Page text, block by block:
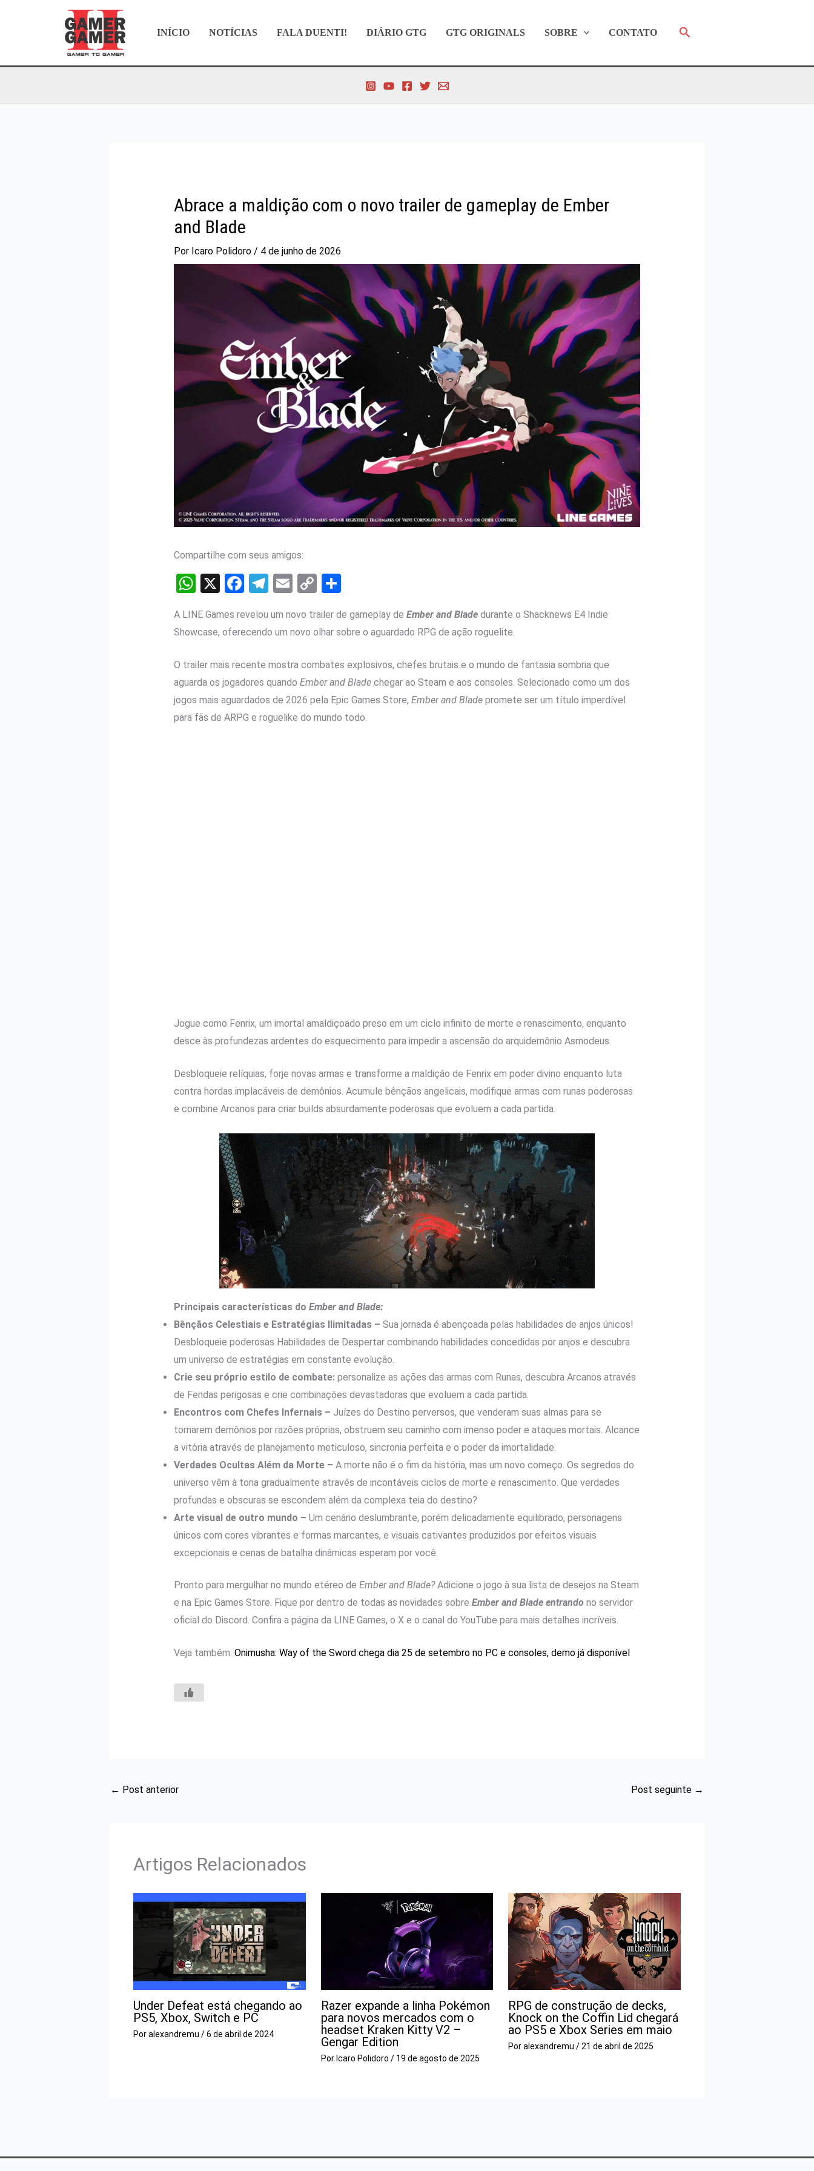
INÍCIO NOTÍCIAS FALA DUENTI! DIÁRIO GTG GTG ORIGINALS SOBRE CONTATO Pesquisar
Abrace a maldição com o novo trailer de gameplay de Ember
and Blade
Por Icaro Polidoro / 4 de junho de 2026
Compartilhe com seus amigos:
W
at
s
A
p
p
X F
ce
b
o
o
k
T
e
gr
a
m
E
ail
C
py
Li
n
k
S
ar
e
A LINE Games revelou um novo trailer de gameplay de Ember and Bladedurante o Shacknews E4 Indie
Showcase, oferecendo um novo olhar sobre o aguardado RPG de ação roguelite.
O trailer mais recente mostra combates explosivos, chefes brutais e o mundo de fantasia sombria que
aguarda os jogadores quando Ember and Bladechegar ao Steam e aos consoles. Selecionado como um dos
jogos mais aguardados de 2026 pela Epic Games Store, Ember and Bladepromete ser um título imperdível
para fãs de ARPG e roguelike do mundo todo.
Jogue como Fenrix, um imortal amaldiçoado preso em um ciclo infinito de morte e renascimento, enquanto
desce às profundezas ardentes do esquecimento para impedir a ascensão do arquidemônio Asmodeus.
Desbloqueie relíquias, forje novas armas e transforme a maldição de Fenrix em poder divino enquanto luta
contra hordas implacáveis ​​de demônios. Acumule bênçãos angelicais, modifique armas com runas poderosas
e combine Arcanos para criar builds absurdamente poderosas que evoluem a cada partida.
Principais características do Ember and Blade:
Bênçãos Celestiais e Estratégias Ilimitadas – Sua jornada é abençoada pelas habilidades de anjos únicos!
Desbloqueie poderosas Habilidades de Despertar combinando habilidades concedidas por anjos e descubra
um universo de estratégias em constante evolução.
Crie seu próprio estilo de combate:personalize as ações das armas com Runas, descubra Arcanos através
de Fendas perigosas e crie combinações devastadoras que evoluem a cada partida.
Encontros com Chefes Infernais – Juízes do Destino perversos, que venderam suas almas para se
tornarem demônios por razões próprias, obstruem seu caminho com imenso poder e ataques mortais. Alcance
a vitória através de planejamento meticuloso, sincronia perfeita e o poder da imortalidade.
Verdades Ocultas Além da Morte – A morte não é o fim da história, mas um novo começo. Os segredos do
universo vêm à tona gradualmente através de incontáveis ​​ciclos de morte e renascimento. Que verdades
profundas e obscuras se escondem além da complexa teia do destino?
Arte visual de outro mundo – Um cenário deslumbrante, porém delicadamente equilibrado, personagens
únicos com cores vibrantes e formas marcantes, e visuais cativantes produzidos por efeitos visuais
excepcionais e cenas de batalha dinâmicas esperam por você.
Pronto para mergulhar no mundo etéreo de Ember and Blade?Adicione o jogo à sua lista de desejos na Steam
e na Epic Games Store. Fique por dentro de todas as novidades sobre Ember and Blade entrando no servidor
oficial do Discord. Confira a página da LINE Games, o X e o canal do YouTube para mais detalhes incríveis.
Veja também: Onimusha: Way of the Sword chega dia 25 de setembro no PC e consoles, demo já disponível
← Post anterior Post seguinte →
Artigos Relacionados
Under Defeat está chegando ao
PS5, Xbox, Switch e PC
Poralexandremu /6 de abril de 2024
Razer expande a linha Pokémon
para novos mercados com o
headset Kraken Kitty V2 –
Gengar Edition
Por Icaro Polidoro / 19 de agosto de 2025
RPG de construção de decks,
Knock on the Coffin Lid chegará
ao PS5 e Xbox Series em maio
Poralexandremu/ 21 de abril de 2025